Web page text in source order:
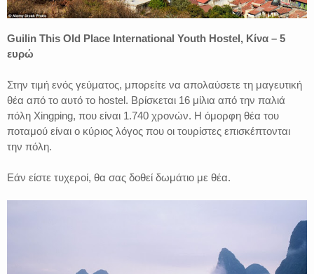
Guilin This Old Place International Youth Hostel, Κίνα – 5
ευρώ
Στην τιμή ενός γεύματος, μπορείτε να απολαύσετε τη μαγευτική
θέα από το αυτό το hostel. Βρίσκεται 16 μίλια από την παλιά
πόλη Xingping, που είναι 1.740 χρονών. Η όμορφη θέα του
ποταμού είναι ο κύριος λόγος που οι τουρίστες επισκέπτονται
την πόλη.
Εάν είστε τυχεροί, θα σας δοθεί δωμάτιο με θέα.